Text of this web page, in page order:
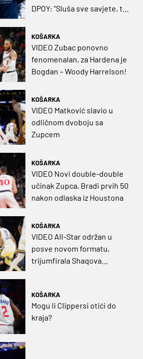
DPOY: "Sluša sve savjete, to
KOŠARKA
VIDEO Zubac ponovno
fenomenalan, za Hardena je
Bogdan – Woody Harrelson!
KOŠARKA
VIDEO Matković slavio u
odličnom dvoboju sa
Zupcem
KOŠARKA
VIDEO Novi double-double
učinak Zupca, Bradi prvih 50
nakon odlaska iz Houstona
KOŠARKA
VIDEO All-Star održan u
posve novom formatu,
trijumfirala Shaqova
KOŠARKA
Mogu li Clippersi otići do
kraja?